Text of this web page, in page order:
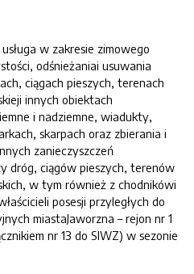
w zakresie zimowego
odśnieżaniai usuwania
ciągach pieszych, terenach
innych obiektach
i nadziemne, wiadukty,
skarpach oraz zbierania i
zanieczyszczeń
dróg, ciągów pieszych, terenów
w tym również z chodnikówi
posesji przyległych do
miastaJaworzna – rejon nr 1
nr 13 do SIWZ) w sezonie